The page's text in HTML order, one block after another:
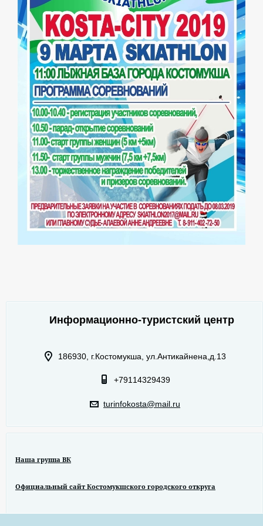
Информационно-туристский центр
186930, г.Костомукша, ул.Антикайнена,д.13
+79114329439
turinfokosta@mail.ru
Наша группа ВК
Официальный сайт Костомукшского городского откруга